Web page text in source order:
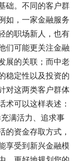
础。不同的客户群
如，一家金融服务
的职场新人，也有
们可能更关注金融
展的关联；而中老
稳定性以及投资的
对这两类客户群体
术可以这样表述：
满活力、追求事
的资金存取方式，
享受到新兴金融模